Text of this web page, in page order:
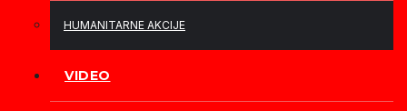
HUMANITARNE AKCIJE
VIDEO